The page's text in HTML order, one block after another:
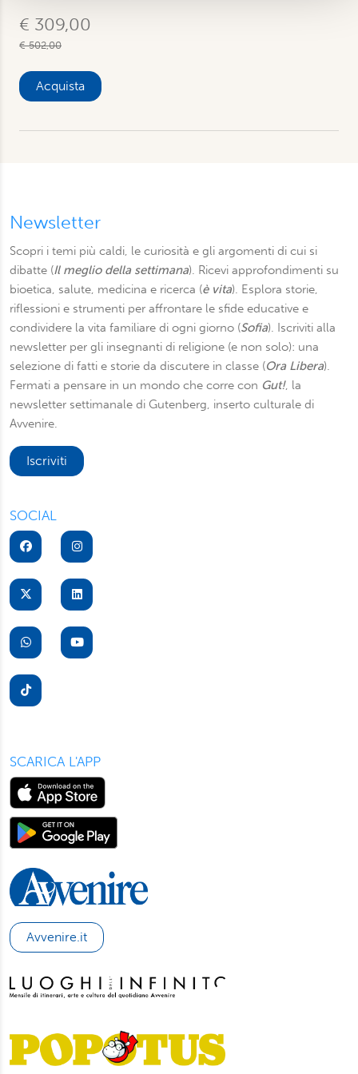
con altre informazioni che ha fornito loro o che hanno
raccolto dal suo utilizzo dei loro servizi. Scegliendo
“Rifiuta” saranno installati solo i cookie tecnici necessari
per il buon funzionamento del sito, con “Personalizza”
€ 309,00
€ 502,00
Acquista
Newsletter
Scopri i temi più caldi, le curiosità e gli argomenti di cui si
dibatte (Il meglio della settimana). Ricevi approfondimenti su
bioetica, salute, medicina e ricerca (è vita). Esplora storie,
riflessioni e strumenti per affrontare le sfide educative e
condividere la vita familiare di ogni giorno (Sofia). Iscriviti alla
newsletter per gli insegnanti di religione (e non solo): una
selezione di fatti e storie da discutere in classe (Ora Libera).
Fermati a pensare in un mondo che corre con Gut!, la
newsletter settimanale di Gutenberg, inserto culturale di
Avvenire.
Iscriviti
SOCIAL
SCARICA L'APP
Avvenire.it